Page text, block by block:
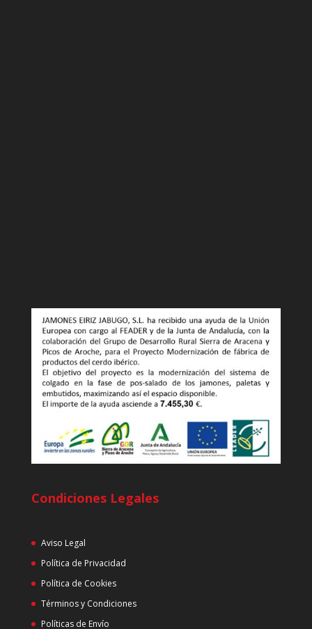
Condiciones Legales
Aviso Legal
Política de Privacidad
Política de Cookies
Términos y Condiciones
Políticas de Envío